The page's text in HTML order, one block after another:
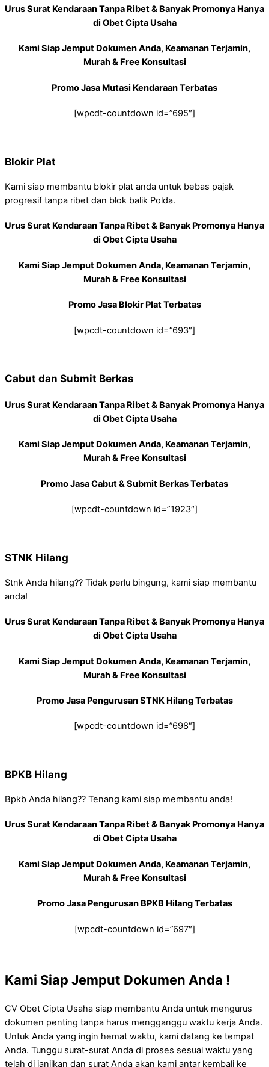
Urus Surat Kendaraan Tanpa Ribet & Banyak Promonya Hanya
di Obet Cipta Usaha
Kami Siap Jemput Dokumen Anda, Keamanan Terjamin,
Murah & Free Konsultasi
Promo Jasa Mutasi Kendaraan Terbatas
[wpcdt-countdown id=”695″]
Blokir Plat
Kami siap membantu blokir plat anda untuk bebas pajak
progresif tanpa ribet dan blok balik Polda.
Urus Surat Kendaraan Tanpa Ribet & Banyak Promonya Hanya
di Obet Cipta Usaha
Kami Siap Jemput Dokumen Anda, Keamanan Terjamin,
Murah & Free Konsultasi
Promo Jasa Blokir Plat Terbatas
[wpcdt-countdown id=”693″]
Cabut dan Submit Berkas
Urus Surat Kendaraan Tanpa Ribet & Banyak Promonya Hanya
di Obet Cipta Usaha
Kami Siap Jemput Dokumen Anda, Keamanan Terjamin,
Murah & Free Konsultasi
Promo Jasa Cabut & Submit Berkas Terbatas
[wpcdt-countdown id=”1923″]
STNK Hilang
Stnk Anda hilang?? Tidak perlu bingung, kami siap membantu
anda!
Urus Surat Kendaraan Tanpa Ribet & Banyak Promonya Hanya
di Obet Cipta Usaha
Kami Siap Jemput Dokumen Anda, Keamanan Terjamin,
Murah & Free Konsultasi
Promo Jasa Pengurusan STNK Hilang Terbatas
[wpcdt-countdown id=”698″]
BPKB Hilang
Bpkb Anda hilang?? Tenang kami siap membantu anda!
Urus Surat Kendaraan Tanpa Ribet & Banyak Promonya Hanya
di Obet Cipta Usaha
Kami Siap Jemput Dokumen Anda, Keamanan Terjamin,
Murah & Free Konsultasi
Promo Jasa Pengurusan BPKB Hilang Terbatas
[wpcdt-countdown id=”697″]
Kami Siap Jemput Dokumen Anda !
CV Obet Cipta Usaha siap membantu Anda untuk mengurus
dokumen penting tanpa harus mengganggu waktu kerja Anda.
Untuk Anda yang ingin hemat waktu, kami datang ke tempat
Anda. Tunggu surat-surat Anda di proses sesuai waktu yang
telah di janjikan dan surat Anda akan kami antar kembali ke